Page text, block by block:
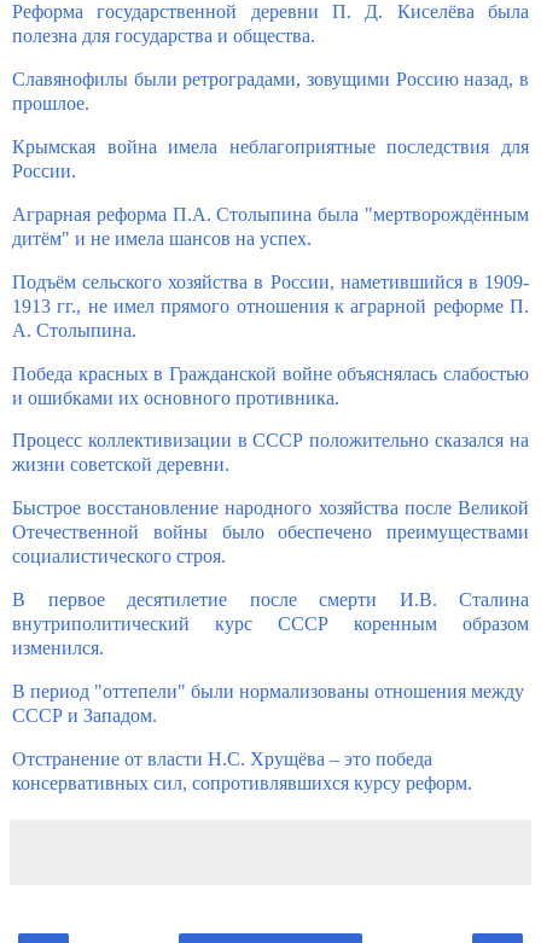
Реформа государственной деревни П. Д. Киселёва была
полезна для государства и общества.
Славянофилы были ретроградами, зовущими Россию назад, в
прошлое.
Крымская война имела неблагоприятные последствия для
России.
Аграрная реформа П.А. Столыпина была "мертворождённым
дитём" и не имела шансов на успех.
Подъём сельского хозяйства в России, наметившийся в 1909-
1913 гг., не имел прямого отношения к аграрной реформе П.
А. Столыпина.
Победа красных в Гражданской войне объяснялась слабостью
и ошибками их основного противника.
Процесс коллективизации в СССР положительно сказался на
жизни советской деревни.
Быстрое восстановление народного хозяйства после Великой
Отечественной войны было обеспечено преимуществами
социалистического строя.
В первое десятилетие после смерти И.В. Сталина
внутриполитический курс СССР коренным образом
изменился.
В период "оттепели" были нормализованы отношения между
СССР и Западом.
Отстранение от власти Н.С. Хрущёва – это победа
консервативных сил, сопротивлявшихся курсу реформ.